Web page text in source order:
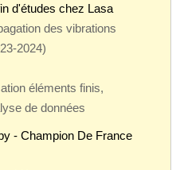
d'études chez Lasa
des vibrations
2024)
éléments finis,
de données
- Champion De France